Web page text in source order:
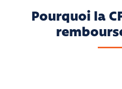
Pourquoi la